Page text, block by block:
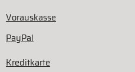
Vorauskasse
PayPal
Kreditkarte